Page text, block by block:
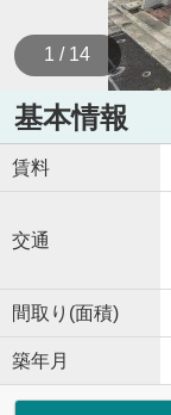
1 / 14
基本情報
賃料
交通
間取り(面積)
築年月